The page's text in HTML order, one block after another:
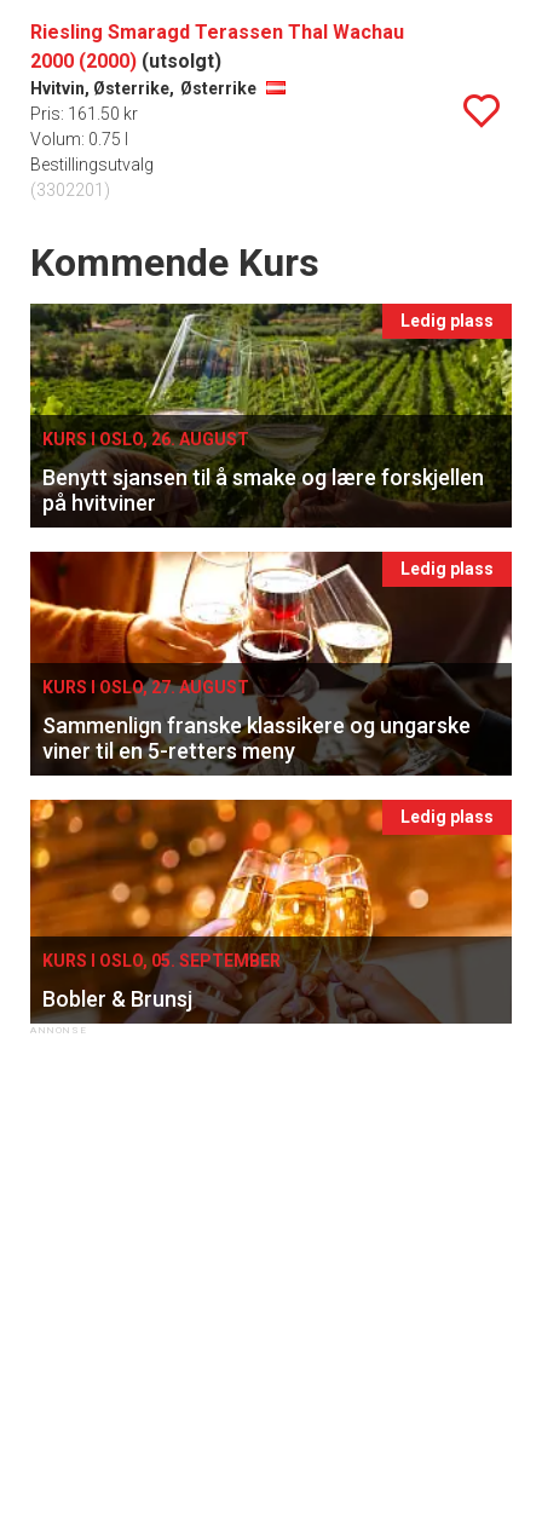
Riesling Smaragd Terassen Thal Wachau
2000 (2000) (utsolgt)
Hvitvin, Østerrike, Østerrike
Pris: 161.50 kr
Volum: 0.75 l
Bestillingsutvalg
(3302201)
Events
Kommende Kurs
Ledig plass
KURS I OSLO, 26. AUGUST
Benytt sjansen til å smake og lære forskjellen
på hvitviner
Ledig plass
KURS I OSLO, 27. AUGUST
Sammenlign franske klassikere og ungarske
viner til en 5-retters meny
Ledig plass
KURS I OSLO, 05. SEPTEMBER
Bobler & Brunsj